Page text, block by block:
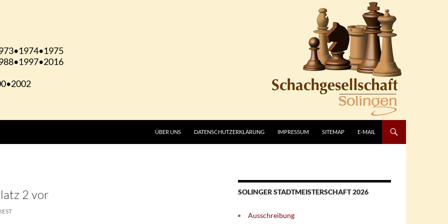
ÜBER UNS DATENSCHUTZERKLÄRUNG IMPRESSUM SITEMAP E-MAIL
2 vor SOLINGER STADTMEISTERSCHAFT 2026
Ausschreibung